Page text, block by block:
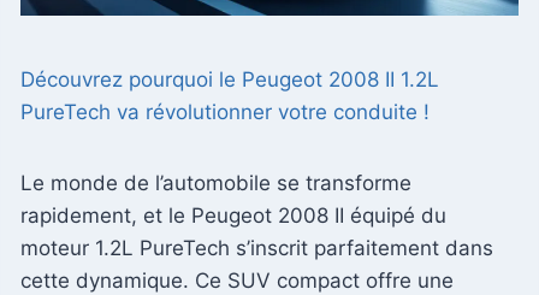
Découvrez pourquoi le Peugeot 2008 II 1.2L
PureTech va révolutionner votre conduite !
Le monde de l’automobile se transforme
rapidement, et le Peugeot 2008 II équipé du
moteur 1.2L PureTech s’inscrit parfaitement dans
cette dynamique. Ce SUV compact offre une